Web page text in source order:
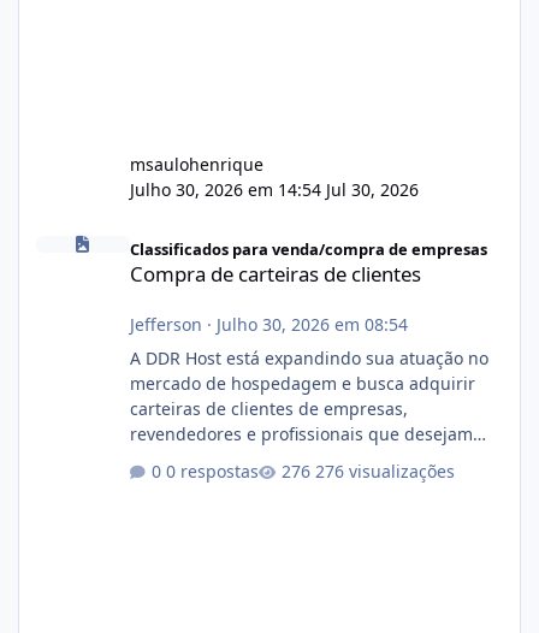
msaulohenrique
Julho 30, 2026 em 14:54 Jul 30, 2026
Compra de carteiras de clientes
Classificados para venda/compra de empresas
Compra de carteiras de clientes
Jefferson · Julho 30, 2026 em 08:54
A DDR Host está expandindo sua atuação no
mercado de hospedagem e busca adquirir
carteiras de clientes de empresas,
revendedores e profissionais que desejam
encerrar suas atividades ou reduzir sua
operação. Se você possui clientes ativos de
0 respostas 276 visualizações